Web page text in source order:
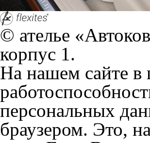
+7 (351) 277 91 67